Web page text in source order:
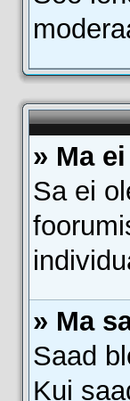
» Ma
Sa ei
» Ma
Saad
Kui